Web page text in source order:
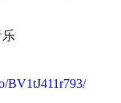
乐
BV1tJ411r793/